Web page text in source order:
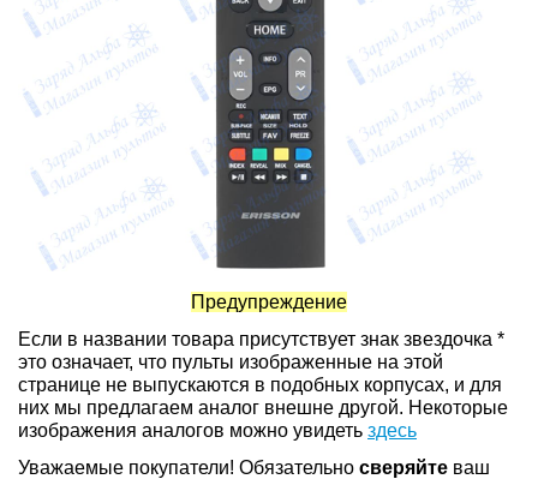
Предупреждение
Если в названии товара присутствует знак звездочка *
это означает, что пульты изображенные на этой
странице не выпускаются в подобных корпусах, и для
них мы предлагаем аналог внешне другой. Некоторые
изображения аналогов можно увидеть здесь
Уважаемые покупатели! Обязательно сверяйте ваш